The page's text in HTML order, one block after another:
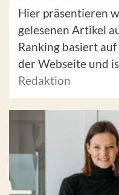
Hier präsentieren
gelesenen Artikel
Ranking basiert
der Webseite und
Redaktion